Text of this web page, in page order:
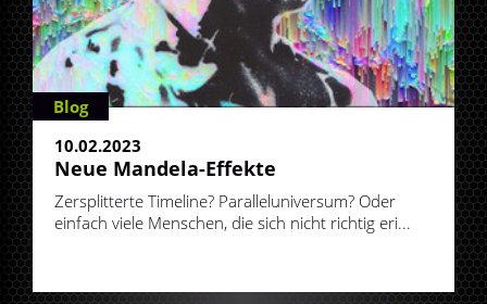
Blog
10.02.2023
Neue Mandela-Effekte
Zersplitterte Timeline? Paralleluniversum? Oder
einfach viele Menschen, die sich nicht richtig eri...